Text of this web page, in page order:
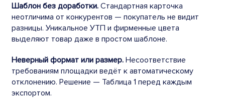
Шаблон без доработки. Стандартная карточка
неотличима от конкурентов — покупатель не видит
разницы. Уникальное УТП и фирменные цвета
выделяют товар даже в простом шаблоне.
Неверный формат или размер. Несоответствие
требованиям площадки ведёт к автоматическому
отклонению. Решение — Таблица 1 перед каждым
экспортом.